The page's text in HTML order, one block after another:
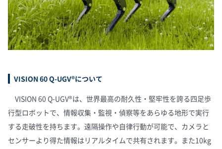
VISION 60 Q-UGV®について
VISION 60 Q-UGV®は、世界最高の耐久性・堅牢性を誇る四足歩
行型ロボットで、情報収集・監視・偵察等をあらゆる地形で実行
する走破性を持ちます。遠隔操作や自律行動が可能で、カメラと
センサーより得た情報はリアルタイムで共有されます。また10kg